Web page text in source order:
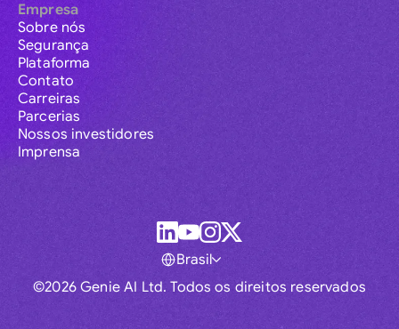
Empresa
Sobre nós
Segurança
Plataforma
Contato
Carreiras
Parcerias
Nossos investidores
Imprensa
©2026 Genie AI Ltd. Todos os direitos reservados
Brasil
Global